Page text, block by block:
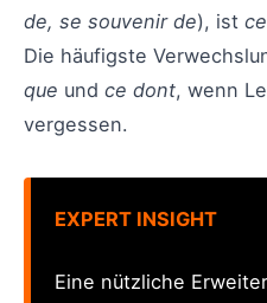
de, se souvenir de), ist
Die häufigste
que und ce dont, wenn
vergessen.
EXPERT INSIGHT
Eine nützliche